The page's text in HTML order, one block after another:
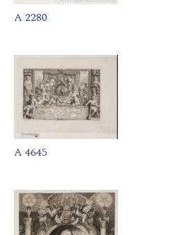
A 2280
A 4645